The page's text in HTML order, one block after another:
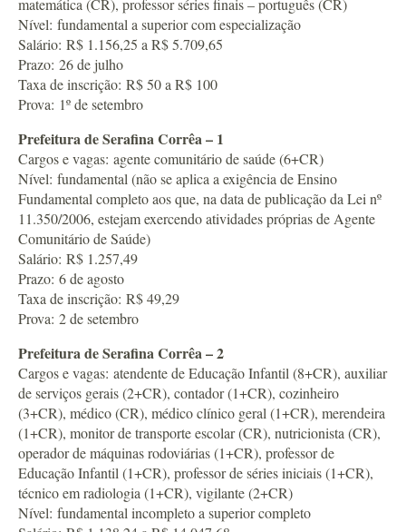
matemática (CR), professor séries finais – português (CR)
Nível: fundamental a superior com especialização
Salário: R$ 1.156,25 a R$ 5.709,65
Prazo: 26 de julho
Taxa de inscrição: R$ 50 a R$ 100
Prova: 1º de setembro
Prefeitura de Serafina Corrêa – 1
Cargos e vagas: agente comunitário de saúde (6+CR)
Nível: fundamental (não se aplica a exigência de Ensino
Fundamental completo aos que, na data de publicação da Lei nº
11.350/2006, estejam exercendo atividades próprias de Agente
Comunitário de Saúde)
Salário: R$ 1.257,49
Prazo: 6 de agosto
Taxa de inscrição: R$ 49,29
Prova: 2 de setembro
Prefeitura de Serafina Corrêa – 2
Cargos e vagas: atendente de Educação Infantil (8+CR), auxiliar
de serviços gerais (2+CR), contador (1+CR), cozinheiro
(3+CR), médico (CR), médico clínico geral (1+CR), merendeira
(1+CR), monitor de transporte escolar (CR), nutricionista (CR),
operador de máquinas rodoviárias (1+CR), professor de
Educação Infantil (1+CR), professor de séries iniciais (1+CR),
técnico em radiologia (1+CR), vigilante (2+CR)
Nível: fundamental incompleto a superior completo